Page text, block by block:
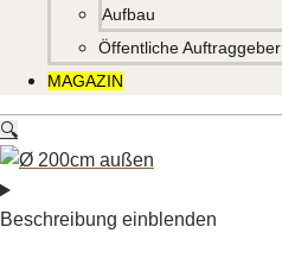
Aufbau
Öffentliche Auftraggeber
MAGAZIN
🔍
Beschreibung einblenden